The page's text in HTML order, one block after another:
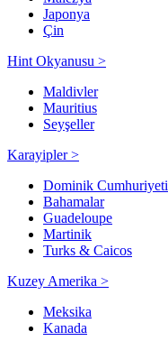
Japonya
Çin
Hint Okyanusu >
Maldivler
Mauritius
Seyşeller
Karayipler >
Dominik Cumhuriyeti
Bahamalar
Guadeloupe
Martinik
Turks & Caicos
Kuzey Amerika >
Meksika
Kanada